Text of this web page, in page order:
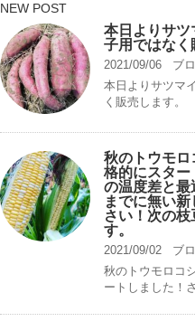
NEW POST
本日よりサツ
子用ではなく
2021/09/06
ブ
本日よりサツマ
く販売します。
秋のトウモロ
格的にスター
の温度差と最
までに無い
さい！次の
す。
2021/09/02
ブ
秋のトウモロコ
ートしました！